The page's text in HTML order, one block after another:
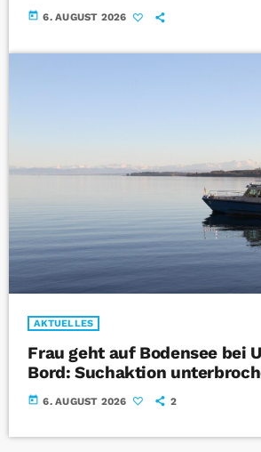
today 6. AUGUST 2026
AKTUELLES
Frau geht auf Bodensee bei
Bord: Suchaktion
today 6. AUGUST 2026 2